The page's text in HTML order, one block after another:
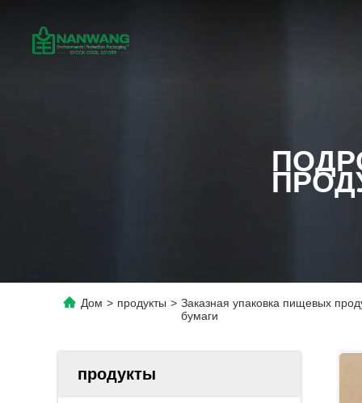
Дом > продукты > Заказная упаковка пищевых
бумаги
продукты